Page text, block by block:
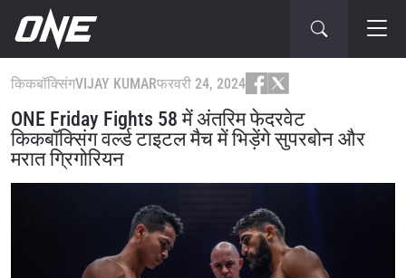
किकबॉक्सिंगVIJAY KUMARफरवरी 24, 2024
ONE Friday Fights 58 में अंतरिम फेदरवेट
किकबॉक्सिंग वर्ल्ड टाइटल मैच में भिड़ेंगे सुपरबोन और
मरात ग्रिगोरियन